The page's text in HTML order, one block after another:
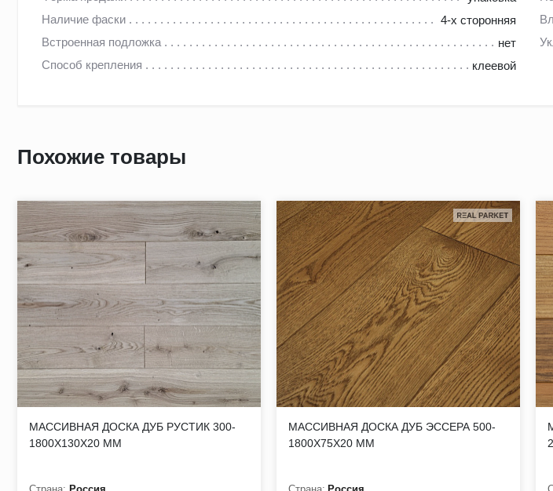
Наличие фаски
4-х сторонняя
Встроенная подложка
нет
Способ крепления
клеевой
Конструкция из массива — это гипоаллергенный экоматериал, отличается хорошей тепло- и
ПРОИЗВОДСТВО
Существующие мощности предприятия не только позволяют применять самые разнообразные
ПРЕИМУЩЕСТВА НАШЕЙ ПРОДУКЦИИ:
✔️Экологичный материал
✔️Высокое качество производимой продукции
✔️Уникальная цветовая палитра
✔️Различные варианты изготовления из массива дуба
✔️Сорт: ПРАЙМ (селект)/ ТАВЕРН (рустик)
✔️Финишная отделка: 3 слоя безопасного UV-масла
выпадающие зашпаклеванные не допускаются. Трещины на пластях допускаются единичные,
недострог. Гниль не допускается.
Похожие товары
МАССИВНАЯ ДОСКА ДУБ РУСТИК 300-
1800Х130Х20 ММ
МАССИВНАЯ ДОСКА ДУБ ЭССЕРА 500-
1800Х75Х20 ММ